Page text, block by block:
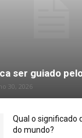
ser guiado
30, 2026
Qual o significado
do mundo?